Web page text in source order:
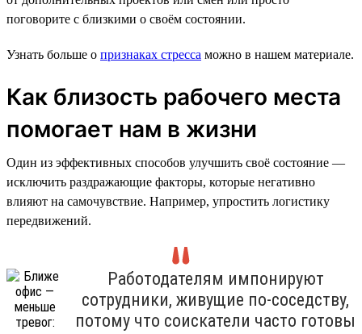
поговорите с близкими о своём состоянии.
Узнать больше о признаках стресса можно в нашем материале.
Как близость рабочего места
помогает нам в жизни
Один из эффективных способов улучшить своё состояние —
исключить раздражающие факторы, которые негативно
влияют на самочувствие. Например, упростить логистику
передвижений.
Работодателям импонируют
сотрудники, живущие по-соседству,
потому что соискатели часто готовы